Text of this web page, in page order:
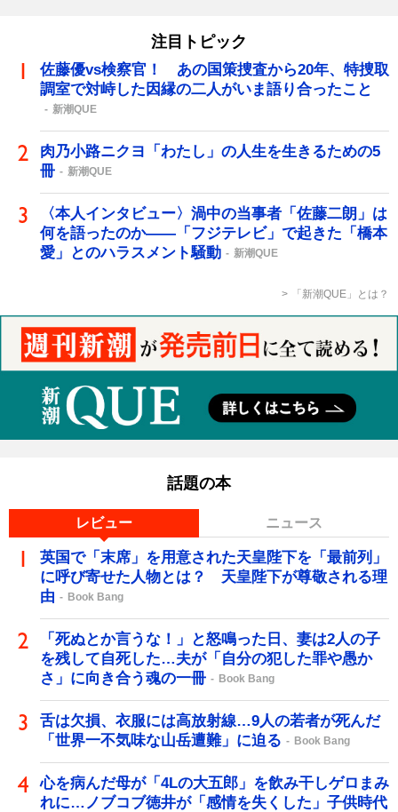
注目トピック
佐藤優vs検察官！ あの国策捜査から20年、特捜取
調室で対峙した因縁の二人がいま語り合ったこと
新潮QUE
肉乃小路ニクヨ「わたし」の人生を生きるための5
冊
新潮QUE
〈本人インタビュー〉渦中の当事者「佐藤二朗」は
何を語ったのか――「フジテレビ」で起きた「橋本
愛」とのハラスメント騒動
新潮QUE
「新潮QUE」とは？
話題の本
レビュー ニュース
英国で「末席」を用意された天皇陛下を「最前列」
に呼び寄せた人物とは？ 天皇陛下が尊敬される理
由
Book Bang
「死ぬとか言うな！」と怒鳴った日、妻は2人の子
を残して自死した…夫が「自分の犯した罪や愚か
さ」に向き合う魂の一冊
Book Bang
舌は欠損、衣服には高放射線…9人の若者が死んだ
「世界一不気味な山岳遭難」に迫る
Book Bang
心を病んだ母が「4Lの大五郎」を飲み干しゲロまみ
れに…ノブコブ徳井が「感情を失くした」子供時代